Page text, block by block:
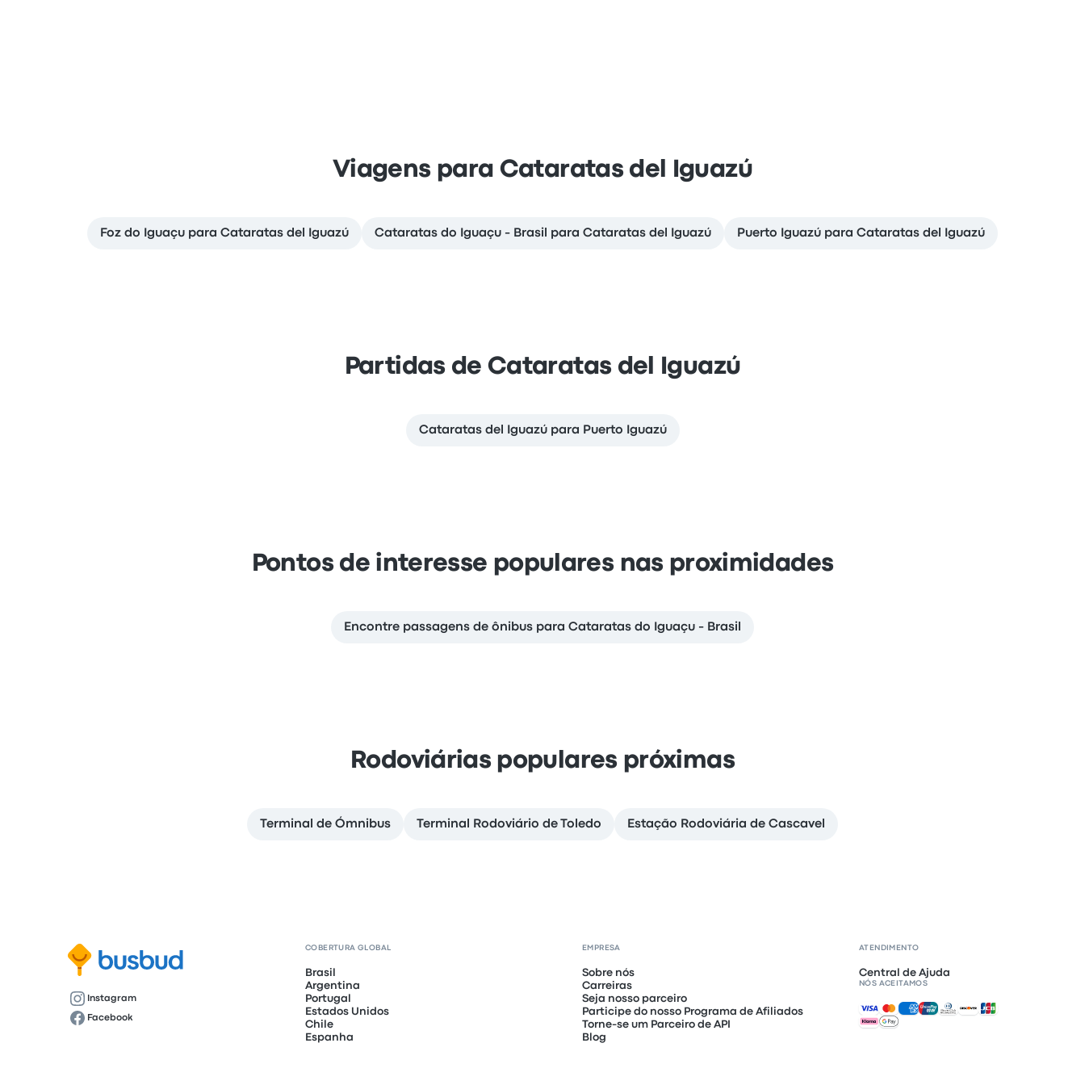
Viagens para Cataratas del Iguazú
Foz do Iguaçu para Cataratas del Iguazú Cataratas do Iguaçu - Brasil para Cataratas del Iguazú Puerto Iguazú para Cataratas del Iguazú
Partidas de Cataratas del Iguazú
Cataratas del Iguazú para Puerto Iguazú
Pontos de interesse populares nas proximidades
Encontre passagens de ônibus para Cataratas do Iguaçu - Brasil
Rodoviárias populares próximas
Terminal de Ómnibus Terminal Rodoviário de Toledo Estação Rodoviária de Cascavel
Instagram
Facebook
COBERTURA GLOBAL
Brasil
Argentina
Portugal
Estados Unidos
Chile
Espanha
EMPRESA
Sobre nós
Carreiras
Seja nosso parceiro
Participe do nosso Programa de Afiliados
Torne-se um Parceiro de API
Blog
ATENDIMENTO
Central de Ajuda
NÓS ACEITAMOS
Pagamentos aceitos